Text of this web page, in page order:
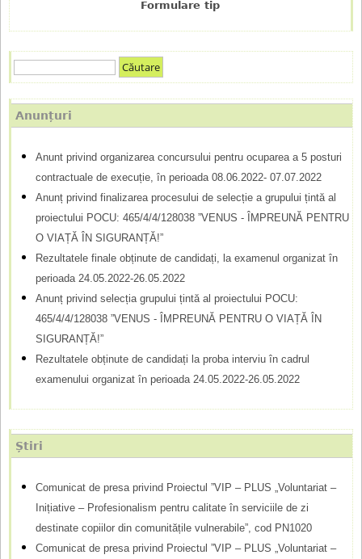
Formulare tip
F
o
m
d
t
a
ă
u
t
Anunțuri
Anunt privind organizarea concursului pentru ocuparea a 5 posturi
contractuale de execuție, în perioada 08.06.2022- 07.07.2022
Anunț privind finalizarea procesului de selecție a grupului țintă al
proiectului POCU: 465/4/4/128038 ”VENUS - ÎMPREUNĂ PENTRU
O VIAȚĂ ÎN SIGURANȚĂ!”
Rezultatele finale obținute de candidați, la examenul organizat în
perioada 24.05.2022-26.05.2022
Anunț privind selecția grupului țintă al proiectului POCU:
465/4/4/128038 ”VENUS - ÎMPREUNĂ PENTRU O VIAȚĂ ÎN
SIGURANȚĂ!”
Rezultatele obținute de candidați la proba interviu în cadrul
examenului organizat în perioada 24.05.2022-26.05.2022
Știri
Comunicat de presa privind Proiectul ”VIP – PLUS „Voluntariat –
Inițiative – Profesionalism pentru calitate în serviciile de zi
destinate copiilor din comunitățile vulnerabile”, cod PN1020
Comunicat de presa privind Proiectul ”VIP – PLUS „Voluntariat –